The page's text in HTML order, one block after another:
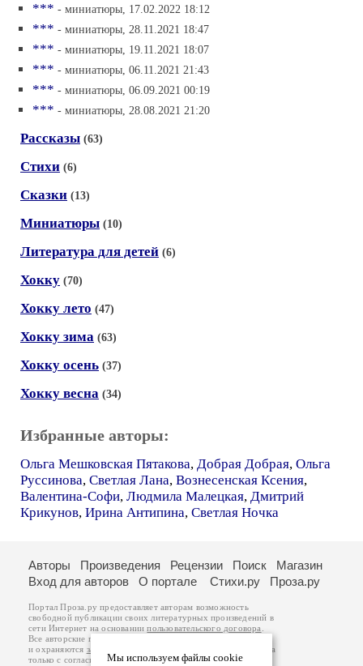
*** - миниатюры, 17.02.2022 18:12
*** - миниатюры, 28.11.2021 18:47
*** - миниатюры, 19.11.2021 18:07
*** - миниатюры, 06.11.2021 21:43
*** - миниатюры, 06.09.2021 00:19
*** - миниатюры, 28.08.2021 21:20
Рассказы (63)
Стихи (6)
Сказки (13)
Миниатюры (10)
Литература для детей (6)
Хокку (70)
Хокку лето (47)
Хокку зима (63)
Хокку осень (37)
Хокку весна (34)
Избранные авторы:
Ольга Мешковская Пятакова, Добрая Добрая, Ольга
Руссинова, Светлая Лана, Вознесенская Ксения,
Валентина-Софи, Людмила Малецкая, Дмитрий
Крикунов, Ирина Антипина, Светлая Ночка
Мы используем файлы cookie
Авторы Произведения Рецензии Поиск
Магазин
Вход для авторов
О портале Стихи.ру Проза.ру
Портал Проза.ру предоставляет авторам возможность
свободной публикации своих литературных произведений в
сети Интернет на основаниипользовательского договора
Все авторские права на произведения принадлежат авторам
и охраняются законом
. Перепечатка произведений возможна
только с согласия его автора, к которому вы можете